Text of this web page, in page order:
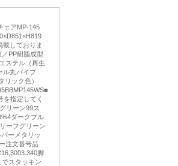
ェアMP-145
しておりま
PP樹脂成型
ステル（再生
ル丸パイプ
リック色）
指定してく
リーン99ス
ダークブル
ーフグリーン
ーメタリッ
注文番号品
脚
スタッキン